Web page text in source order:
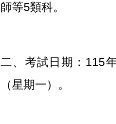
師等5類科。
二、考試日期：115
（星期一）。